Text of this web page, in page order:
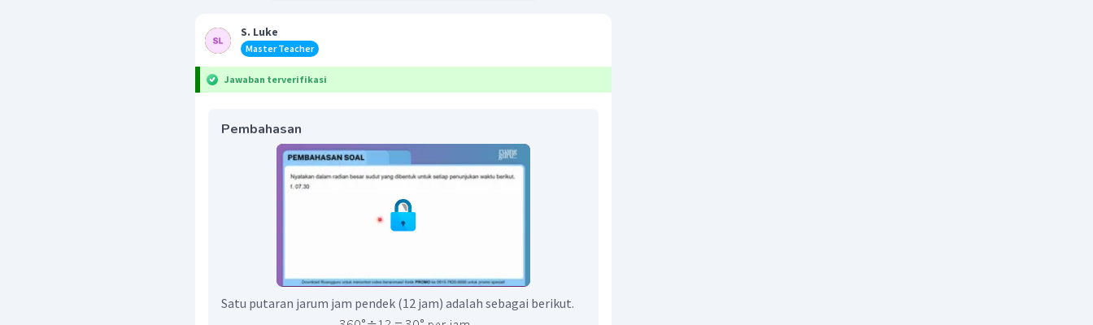
S. Luke
Master Teacher
Jawaban terverifikasi
Pembahasan
Satu putaran jarum jam pendek (12 jam) adalah sebagai berikut.